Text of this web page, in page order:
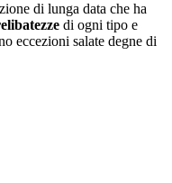
di lunga data che ha
di ogni tipo e
eccezioni salate degne di